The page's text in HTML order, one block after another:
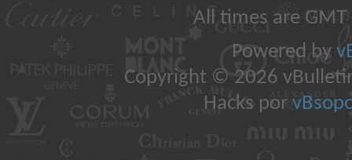
All times are
Powered by
Copyright © 2026
Hacks por